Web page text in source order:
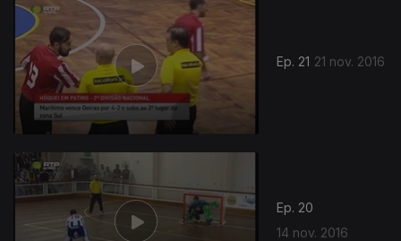
Ep. 21 21 nov. 2016
Ep. 20
14 nov. 2016